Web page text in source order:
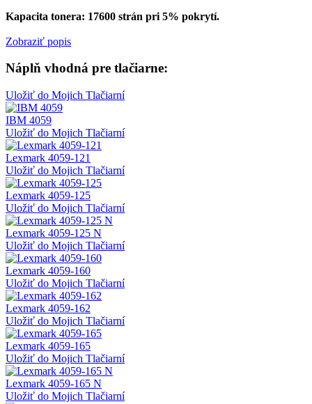
Kapacita tonera: 17600 strán pri 5% pokrytí.
Zobraziť popis
Náplň vhodná pre tlačiarne:
Uložiť do Mojich Tlačiarní
IBM 4059
Uložiť do Mojich Tlačiarní
Lexmark 4059-121
Uložiť do Mojich Tlačiarní
Lexmark 4059-125
Uložiť do Mojich Tlačiarní
Lexmark 4059-125 N
Uložiť do Mojich Tlačiarní
Lexmark 4059-160
Uložiť do Mojich Tlačiarní
Lexmark 4059-162
Uložiť do Mojich Tlačiarní
Lexmark 4059-165
Uložiť do Mojich Tlačiarní
Lexmark 4059-165 N
Uložiť do Mojich Tlačiarní